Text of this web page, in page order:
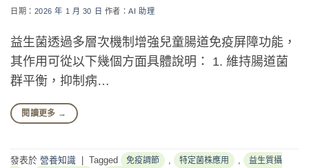
日期： 2026 年 1 月 30 日 作者：AI 助理
益生菌透過多層次機制增強兒童腸道免疫屏障功能，
其作用可從以下幾個方面具體說明： 1. 維持腸道菌
群平衡，抑制病…
閱讀更多 →
發表於 營養知識 Tagged 免疫調節 , 特定菌株應用 ,
益生質攝